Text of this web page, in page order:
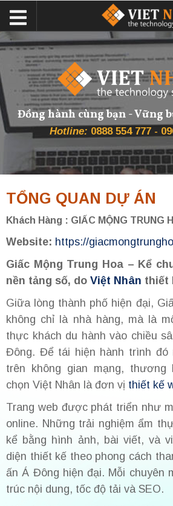
Đồng hành cùng bạn - Vững
Hotline: 0888 554 777 -
TỔNG QUAN DỰ ÁN
Khách Hàng : GIẤC MỘNG TRUNG
Website: https://
Giấc Mộng Trung Hoa – Kể
nền tảng số, do Việt Nhân thiết
Giữa lòng thành phố hiện đại,
không chỉ là nhà hàng, mà là
thực khách du hành vào chiều
Đông. Để tái hiện hành trình đó
trên không gian mạng,
chọn Việt Nhân là đơn vị thiết kế
Trang web được phát triển như
online. Những trải nghiệm ẩm
kể bằng hình ảnh, bài viết, và
diện thiết kế theo phong cách
ấn Á Đông hiện đại. Mỗi chuyên
trúc nội dung, tốc độ tải và SEO.